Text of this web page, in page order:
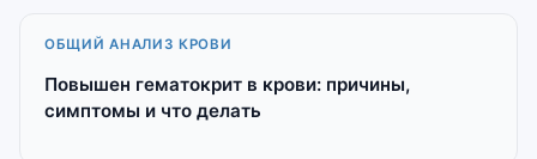
ОБЩИЙ АНАЛИЗ КРОВИ
Повышен гематокрит в крови: причины,
симптомы и что делать